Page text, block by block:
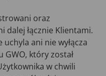
oraz
dalej łącznie Klientami.
ani nie wyłącza
GWO, który został
w chwili